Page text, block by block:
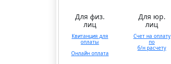
Для физ.
лиц
Квитанция для
оплаты
Онлайн оплата
Для юр.
лиц
Счет на оплату
по
б/н расчету